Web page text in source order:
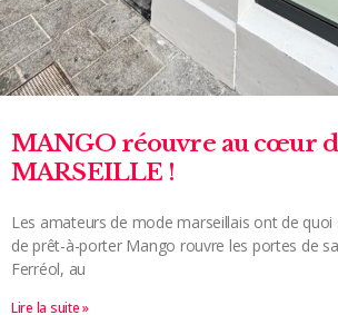
MANGO réouvre au cœur
MARSEILLE !
Les amateurs de mode marseillais ont de quoi
de prêt-à-porter Mango rouvre les portes de
Ferréol, au
Lire la suite »